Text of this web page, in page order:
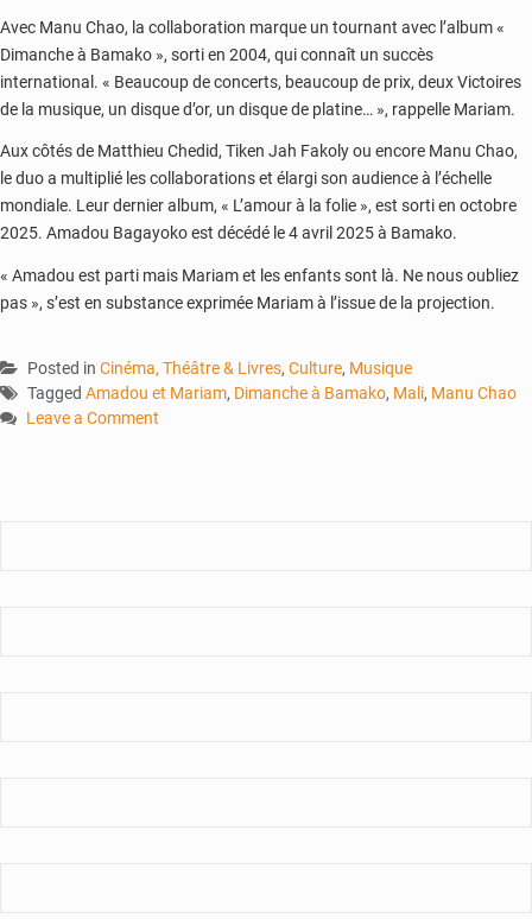
Avec Manu Chao, la collaboration marque un tournant avec l’album «
Dimanche à Bamako », sorti en 2004, qui connaît un succès
international. « Beaucoup de concerts, beaucoup de prix, deux Victoires
de la musique, un disque d’or, un disque de platine… », rappelle Mariam.
Aux côtés de Matthieu Chedid, Tiken Jah Fakoly ou encore Manu Chao,
le duo a multiplié les collaborations et élargi son audience à l’échelle
mondiale. Leur dernier album, « L’amour à la folie », est sorti en octobre
2025. Amadou Bagayoko est décédé le 4 avril 2025 à Bamako.
« Amadou est parti mais Mariam et les enfants sont là. Ne nous oubliez
pas », s’est en substance exprimée Mariam à l’issue de la projection.
Posted in Cinéma, Théâtre & Livres, Culture, Musique
Tagged Amadou et Mariam, Dimanche à Bamako, Mali, Manu Chao
Leave a Comment